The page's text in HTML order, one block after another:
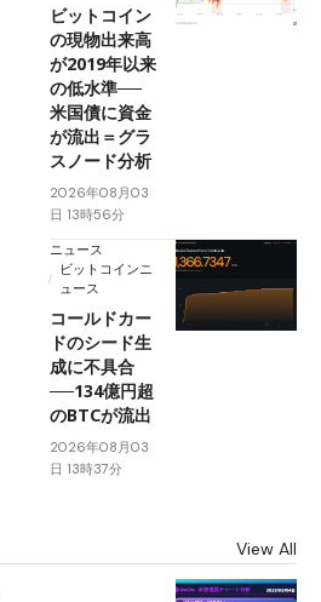
ビットコイン
の現物出来高
が2019年以来
の低水準──
米国債に資金
が流出＝グラ
スノード分析
2026年08月03
日 13時56分
ニュース
ビットコインニ
ュース
コールドカー
ドのシード生
成に不具合
──134億円超
のBTCが流出
2026年08月03
日 13時37分
View All